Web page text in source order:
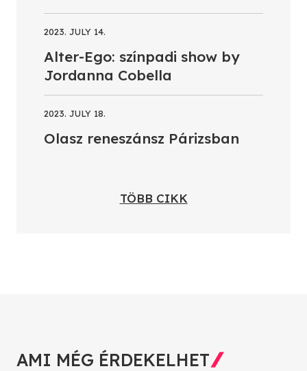
2023. JULY 14.
Alter-Ego: színpadi show by
Jordanna Cobella
2023. JULY 18.
Olasz reneszánsz Párizsban
TÖBB CIKK
AMI MÉG ÉRDEKELHET